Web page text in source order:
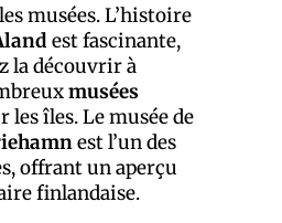
musées. L’histoire
est fascinante,
la découvrir à
musées
les îles. Le musée de
est l’un des
offrant un aperçu
finlandaise.